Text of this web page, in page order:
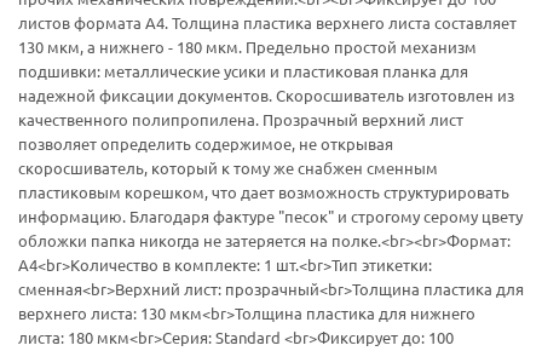
листов формата А4. Толщина пластика верхнего листа составляет
130 мкм, а нижнего - 180 мкм. Предельно простой механизм
подшивки: металлические усики и пластиковая планка для
надежной фиксации документов. Скоросшиватель изготовлен из
качественного полипропилена. Прозрачный верхний лист
позволяет определить содержимое, не открывая
скоросшиватель, который к тому же снабжен сменным
пластиковым корешком, что дает возможность структурировать
информацию. Благодаря фактуре "песок" и строгому серому цвету
обложки папка никогда не затеряется на полке.<br><br>Формат:
А4<br>Количество в комплекте: 1 шт.<br>Тип этикетки:
сменная<br>Верхний лист: прозрачный<br>Толщина пластика для
верхнего листа: 130 мкм<br>Толщина пластика для нижнего
листа: 180 мкм<br>Серия: Standard <br>Фиксирует до: 100